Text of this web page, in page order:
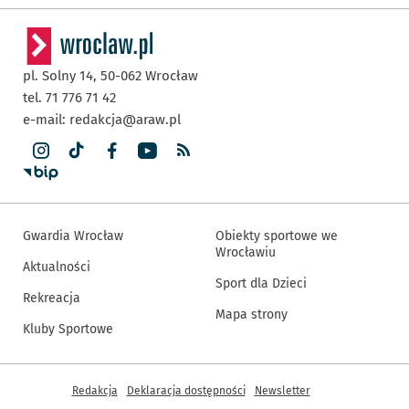
pl. Solny 14, 50-062 Wrocław
tel. 71 776 71 42
e-mail: redakcja@araw.pl
Gwardia Wrocław
Aktualności
Rekreacja
Kluby Sportowe
Obiekty sportowe we
Wrocławiu
Sport dla Dzieci
Mapa strony
Inne informacje
Redakcja Deklaracja dostępności Newsletter